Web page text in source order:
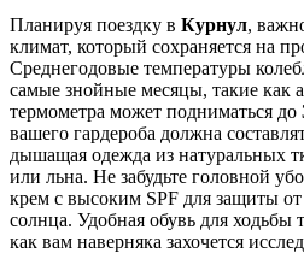
Планируя поездку в Курнул,
климат, который сохраняется на
Среднегодовые температуры
самые знойные месяцы, такие как
термометра может подниматься до
вашего гардероба должна
дышащая одежда из натуральных
или льна. Не забудьте головной
крем с высоким SPF для защиты
солнца. Удобная обувь для ходьбы
как вам наверняка захочется